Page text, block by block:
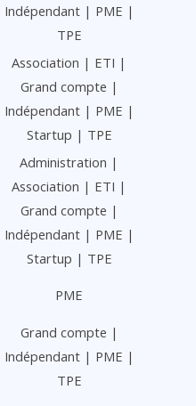
Indépendant | PME |
TPE
Association | ETI |
Grand compte |
Indépendant | PME |
Startup | TPE
Administration |
Association | ETI |
Grand compte |
Indépendant | PME |
Startup | TPE
PME
Grand compte |
Indépendant | PME |
TPE